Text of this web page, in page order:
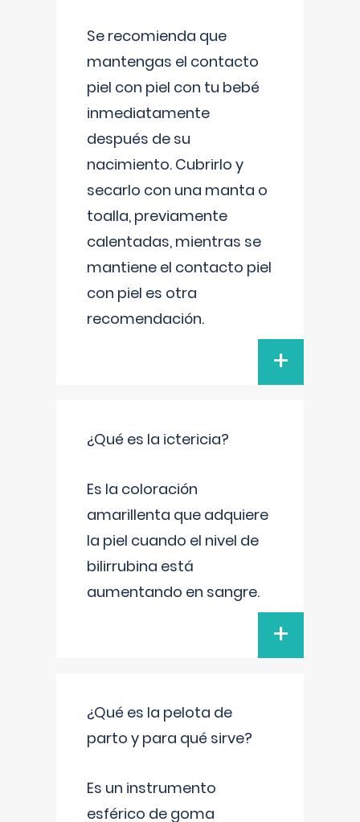
Se recomienda que
mantengas el contacto
piel con piel con tu bebé
inmediatamente
después de su
nacimiento. Cubrirlo y
secarlo con una manta o
toalla, previamente
calentadas, mientras se
mantiene el contacto piel
con piel es otra
recomendación.
+
¿Qué es la ictericia?
Es la coloración
amarillenta que adquiere
la piel cuando el nivel de
bilirrubina está
aumentando en sangre.
+
¿Qué es la pelota de
parto y para qué sirve?
Es un instrumento
esférico de goma